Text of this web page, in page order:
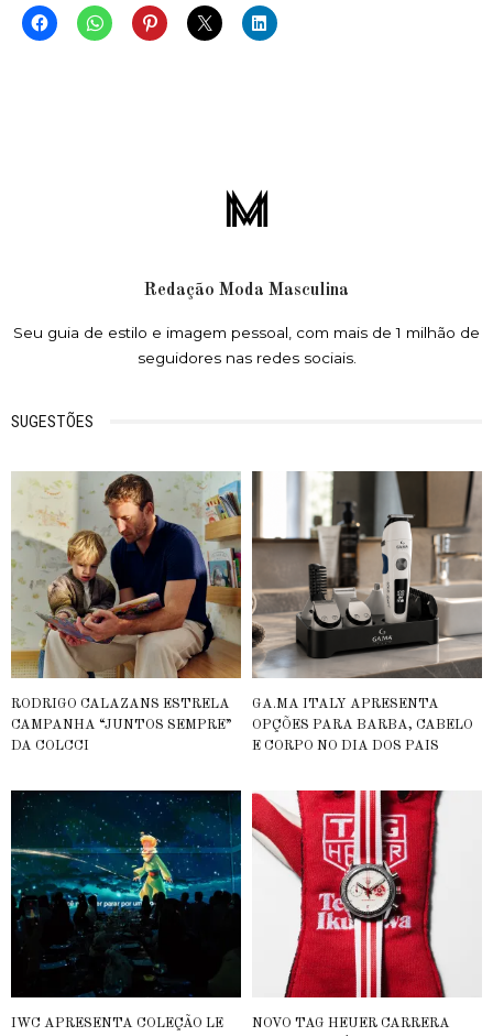
Redação Moda Masculina
Seu guia de estilo e imagem pessoal, com mais de 1 milhão de
seguidores nas redes sociais.
SUGESTÕES
RODRIGO CALAZANS ESTRELA
CAMPANHA “JUNTOS SEMPRE”
DA COLCCI
GA.MA ITALY APRESENTA
OPÇÕES PARA BARBA, CABELO
E CORPO NO DIA DOS PAIS
IWC APRESENTA COLEÇÃO LE
NOVO TAG HEUER CARRERA